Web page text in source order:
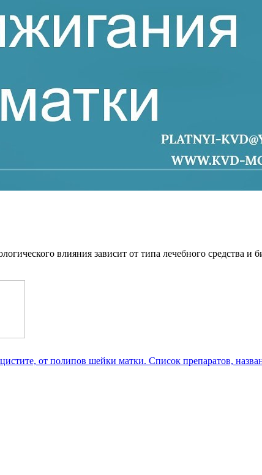
влияния зависит от типа лечебного средства и
от полипов шейки матки. Список препаратов,